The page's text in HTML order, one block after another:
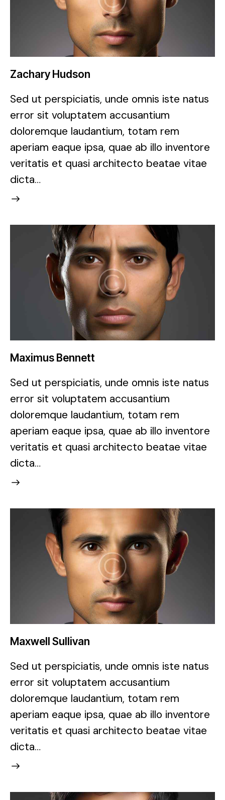
Zachary Hudson
Sed ut perspiciatis, unde omnis iste natus
error sit voluptatem accusantium
doloremque laudantium, totam rem
aperiam eaque ipsa, quae ab illo inventore
veritatis et quasi architecto beatae vitae
dicta…
Maximus Bennett
Sed ut perspiciatis, unde omnis iste natus
error sit voluptatem accusantium
doloremque laudantium, totam rem
aperiam eaque ipsa, quae ab illo inventore
veritatis et quasi architecto beatae vitae
dicta…
Maxwell Sullivan
Sed ut perspiciatis, unde omnis iste natus
error sit voluptatem accusantium
doloremque laudantium, totam rem
aperiam eaque ipsa, quae ab illo inventore
veritatis et quasi architecto beatae vitae
dicta…